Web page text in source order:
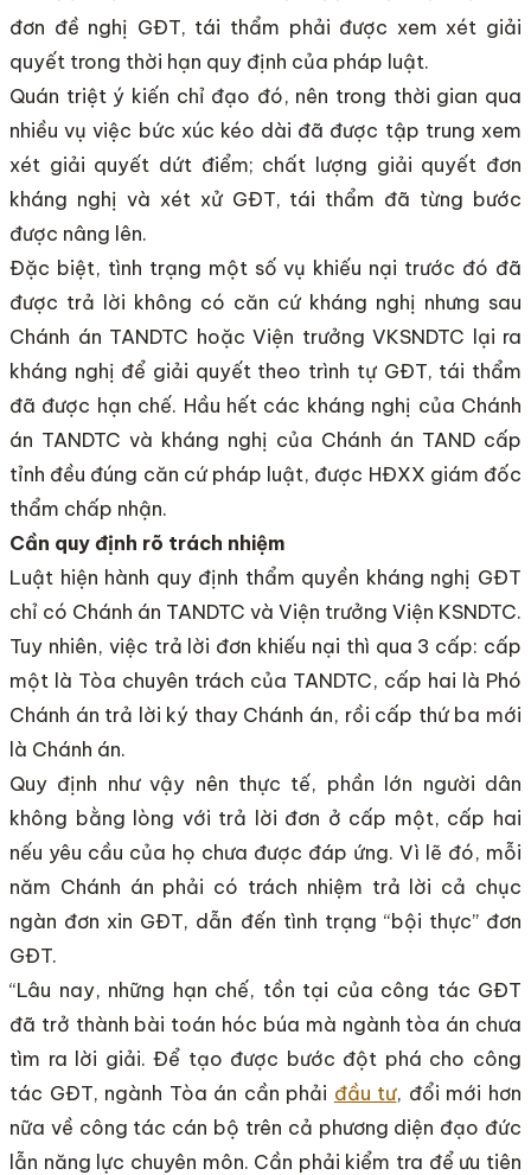
đơn đề nghị GĐT, tái thẩm phải được xem xét giải
quyết trong thời hạn quy định của pháp luật.
Quán triệt ý kiến chỉ đạo đó, nên trong thời gian qua
nhiều vụ việc bức xúc kéo dài đã được tập trung xem
xét giải quyết dứt điểm; chất lượng giải quyết đơn
kháng nghị và xét xử GĐT, tái thẩm đã từng bước
được nâng lên.
Đặc biệt, tình trạng một số vụ khiếu nại trước đó đã
được trả lời không có căn cứ kháng nghị nhưng sau
Chánh án TANDTC hoặc Viện trưởng VKSNDTC lại ra
kháng nghị để giải quyết theo trình tự GĐT, tái thẩm
đã được hạn chế. Hầu hết các kháng nghị của Chánh
án TANDTC và kháng nghị của Chánh án TAND cấp
tỉnh đều đúng căn cứ pháp luật, được HĐXX giám đốc
thẩm chấp nhận.
Cần quy định rõ trách nhiệm
Luật hiện hành quy định thẩm quyền kháng nghị GĐT
chỉ có Chánh án TANDTC và Viện trưởng Viện KSNDTC.
Tuy nhiên, việc trả lời đơn khiếu nại thì qua 3 cấp: cấp
một là Tòa chuyên trách của TANDTC, cấp hai là Phó
Chánh án trả lời ký thay Chánh án, rồi cấp thứ ba mới
là Chánh án.
Quy định như vậy nên thực tế, phần lớn người dân
không bằng lòng với trả lời đơn ở cấp một, cấp hai
nếu yêu cầu của họ chưa được đáp ứng. Vì lẽ đó, mỗi
năm Chánh án phải có trách nhiệm trả lời cả chục
ngàn đơn xin GĐT, dẫn đến tình trạng “bội thực” đơn
GĐT.
“Lâu nay, những hạn chế, tồn tại của công tác GĐT
đã trở thành bài toán hóc búa mà ngành tòa án chưa
tìm ra lời giải. Để tạo được bước đột phá cho công
tác GĐT, ngành Tòa án cần phải đầu tư, đổi mới hơn
nữa về công tác cán bộ trên cả phương diện đạo đức
lẫn năng lực chuyên môn. Cần phải kiểm tra để ưu tiên